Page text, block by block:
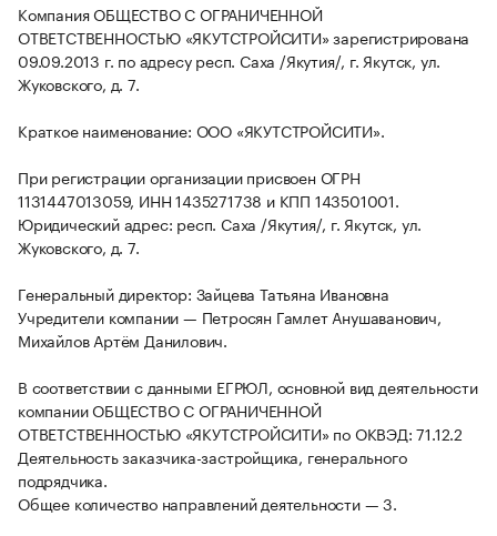
Компания ОБЩЕСТВО С ОГРАНИЧЕННОЙ
ОТВЕТСТВЕННОСТЬЮ «ЯКУТСТРОЙСИТИ» зарегистрирована
09.09.2013 г. по адресу респ. Саха /Якутия/, г. Якутск, ул.
Жуковского, д. 7.
Краткое наименование: ООО «ЯКУТСТРОЙСИТИ».
При регистрации организации присвоен ОГРН
1131447013059, ИНН 1435271738 и КПП 143501001.
Юридический адрес: респ. Саха /Якутия/, г. Якутск, ул.
Жуковского, д. 7.
Генеральный директор: Зайцева Татьяна Ивановна
Учредители компании — Петросян Гамлет Анушаванович,
Михайлов Артём Данилович.
В соответствии с данными ЕГРЮЛ, основной вид деятельности
компании ОБЩЕСТВО С ОГРАНИЧЕННОЙ
ОТВЕТСТВЕННОСТЬЮ «ЯКУТСТРОЙСИТИ» по ОКВЭД: 71.12.2
Деятельность заказчика-застройщика, генерального
подрядчика.
Общее количество направлений деятельности — 3.